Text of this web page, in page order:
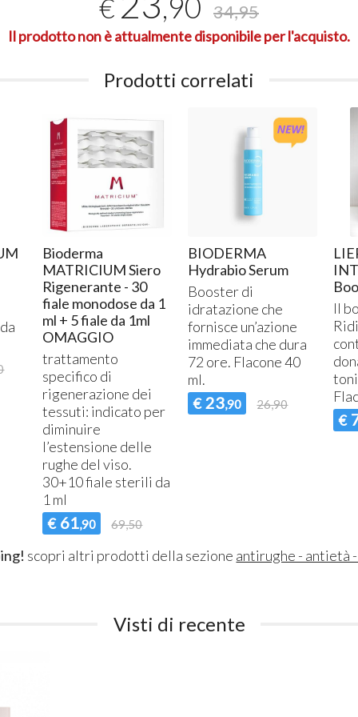
€ ,90 34,95
Il prodotto non è attualmente disponibile per l'acquisto.
Prodotti correlati
Bioderma
MATRICIUM Siero
Rigenerante - 30
fiale monodose da 1
ml + 5 fiale da 1ml
OMAGGIO
trattamento
specifico di
rigenerazione dei
tessuti: indicato per
diminuire
l’estensione delle
rughe del viso.
30+10 fiale sterili da
1 ml
€ 61,90 69,50
BIODERMA
Hydrabio Serum
Booster di
idratazione che
fornisce un’azione
immediata che dura
72 ore. Flacone 40
ml.
€ 23,90 26,90
Il
€
scopri altri prodotti della sezione antirughe - antietà
Visti di recente
CURARSI CON I FUNGHI: IL
LUCIDUM
Il Reishi o Ganoderma lucidum
è un fungo medicinale orientale
tra i più apprezzati al mondo per
le sue proprietà terapeutiche,
oggi confermate dall...
Leggi tutto